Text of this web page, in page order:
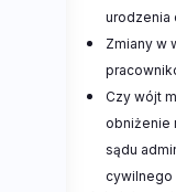
urodzenia
Zmiany w
Czy wójt
obniżenie
sądu
cywilnego